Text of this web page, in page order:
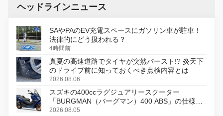
ヘッドラインニュース
SAやPAのEV充電スペースにガソリン車が駐車！
法律的にどう扱われる？
4時間前
真夏の高速道路でタイヤが突然バースト!? 炎天下
のドライブ前に知っておくべき点検内容とは
2026.08.06
スズキの400ccラグジュアリースクーター
「BURGMAN（バーグマン）400 ABS」の仕様を
変更し、8月18日に発売
2026.08.05